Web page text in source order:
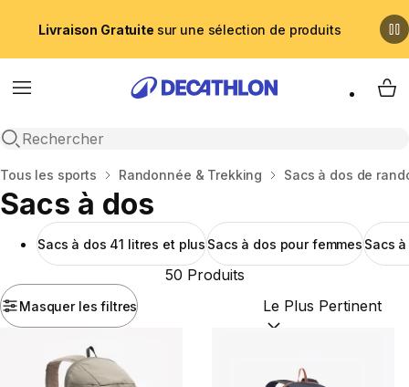
Livraison Gratuite sur une sélection de produits
Menu
Recherche ouverte
My
Accueil
Tous les sports Randonnée & Trekking Sacs à dos de
Sacs à dos
Sacs à dos 41 litres et plus Sacs à dos pour femmes Sacs
Masquer les filtres
50 Produits
Trier par :(optional)